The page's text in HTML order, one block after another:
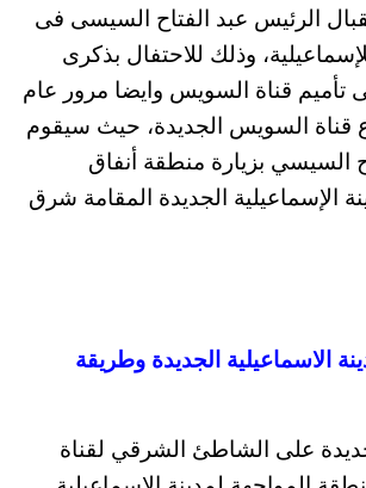
الرئيس عبد الفتاح السيسى فى
وذلك للاحتفال بذكرى
على تأميم قناة السويس وايضا مرور عام
السويس الجديدة، حيث سيقوم
السيسي بزيارة منطقة أنفاق
الإسماعيلية الجديدة المقامة شرق
الاسماعيلية الجديدة وطريقة
على الشاطئ الشرقي لقناة